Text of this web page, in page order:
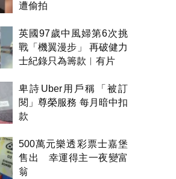
遭偷拍
英國97歲中風婦第6次挑
戰「機翼漫步」 再破健力
士紀錄只為籌款︱有片
卑詩Uber用戶稱「被訂
閱」尊榮服務 每月暗中扣
款
500萬元樂透彩票士嘉堡
售出 幸運得主一夜變富
翁